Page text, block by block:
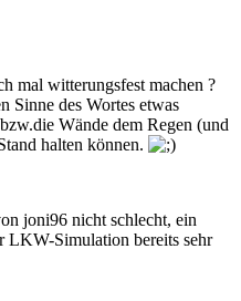
mal witterungsfest machen ?
Sinne des Wortes etwas
Wände dem Regen (und
halten können.
joni96 nicht schlecht, ein
LKW-Simulation bereits sehr